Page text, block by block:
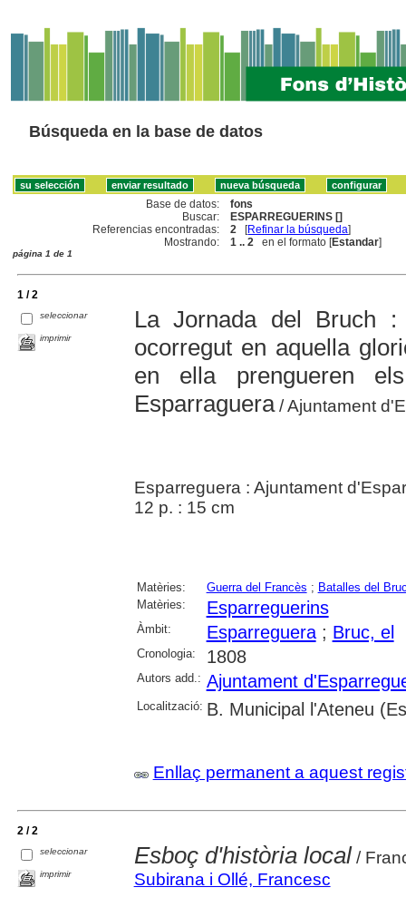
Búsqueda en la base de datos
Base de datos:
fons
Buscar:
ESPARREGUERINS []
Referencias encontradas:
2 [Refinar la búsqueda]
Mostrando:
1 .. 2 en el formato [Estandar]
página 1 de 1
1 / 2
seleccionar
imprimir
La Jornada del Bruch
ocorregut en aquella
en ella prengueren
Esparraguera/ Ajuntament
Esparreguera : Ajuntament
12 p. : 15 cm
Matèries: Guerra del Francès ; Batalles del
Matèries:
Esparreguerins
Àmbit: Esparreguera; Bruc, el
Cronologia: 1808
Autors add.: Ajuntament
Localització: B. Municipal l'Ateneu
Enllaç permanent a aquest
2 / 2
seleccionar
imprimir
Esboç d'història local/
Subirana i Ollé, Francesc